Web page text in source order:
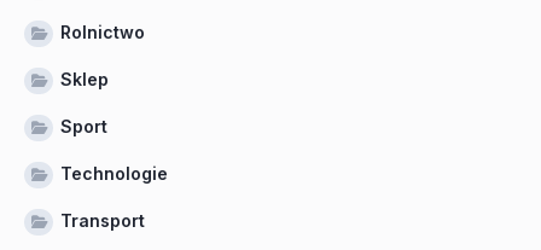
Rolnictwo
Sklep
Sport
Technologie
Transport